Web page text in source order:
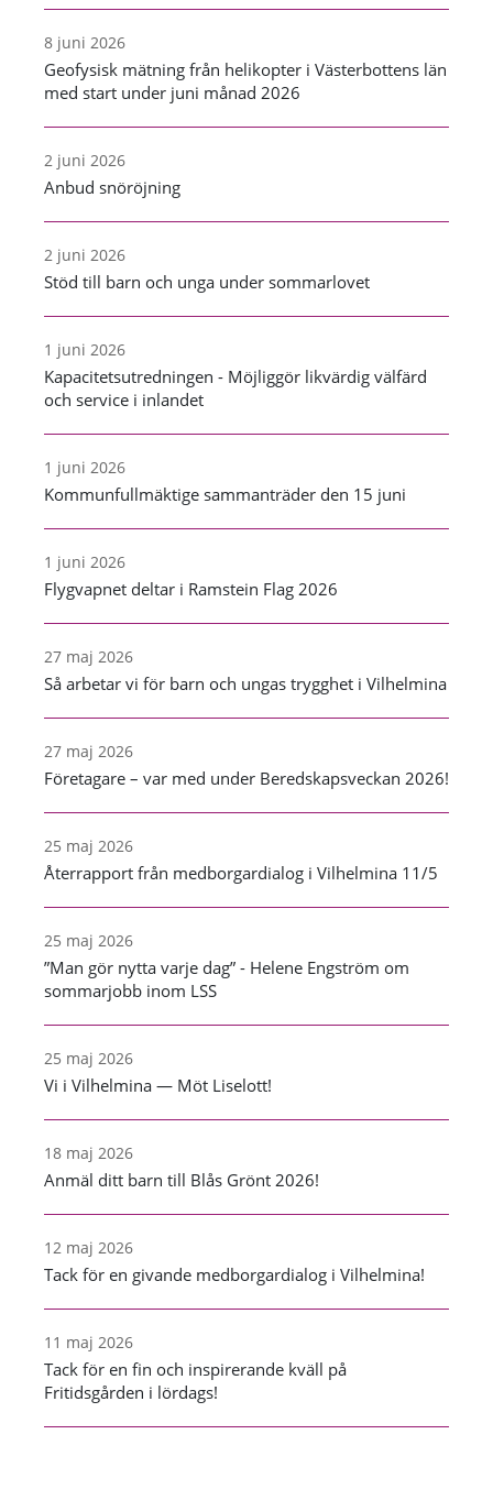
8 juni 2026
Geofysisk mätning från helikopter i Västerbottens län
med start under juni månad 2026
2 juni 2026
Anbud snöröjning
2 juni 2026
Stöd till barn och unga under sommarlovet
1 juni 2026
Kapacitetsutredningen - Möjliggör likvärdig välfärd
och service i inlandet
1 juni 2026
Kommunfullmäktige sammanträder den 15 juni
1 juni 2026
Flygvapnet deltar i Ramstein Flag 2026
27 maj 2026
Så arbetar vi för barn och ungas trygghet i Vilhelmina
27 maj 2026
Företagare – var med under Beredskapsveckan 2026!
25 maj 2026
Återrapport från medborgardialog i Vilhelmina 11/5
25 maj 2026
”Man gör nytta varje dag” - Helene Engström om
sommarjobb inom LSS
25 maj 2026
Vi i Vilhelmina — Möt Liselott!
18 maj 2026
Anmäl ditt barn till Blås Grönt 2026!
12 maj 2026
Tack för en givande medborgardialog i Vilhelmina!
11 maj 2026
Tack för en fin och inspirerande kväll på
Fritidsgården i lördags!